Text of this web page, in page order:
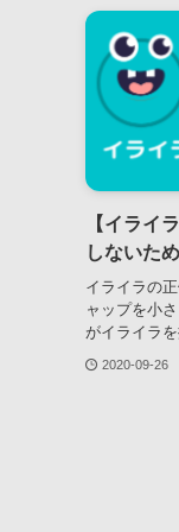
【イライ
しないた
イライラの
ャップを小
がイライラを
2020-09-26